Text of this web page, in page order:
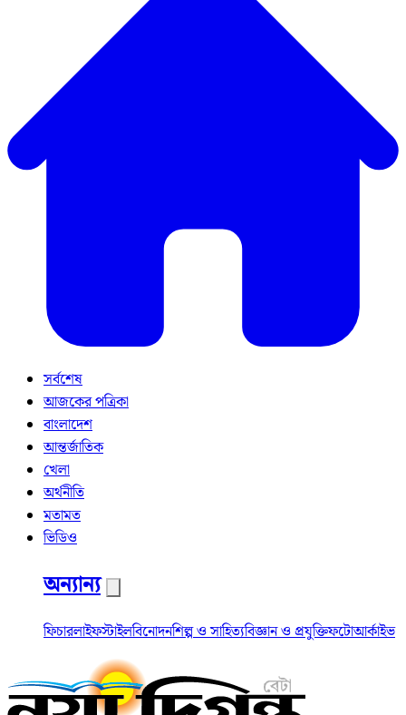
সর্বশেষ
আজকের পত্রিকা
বাংলাদেশ
আন্তর্জাতিক
খেলা
অর্থনীতি
মতামত
ভিডিও
অন্যান্য
ফিচারলাইফস্টাইলবিনোদনশিল্প ও সাহিত্যবিজ্ঞান ও প্রযুক্তিফটোআর্কাইভ